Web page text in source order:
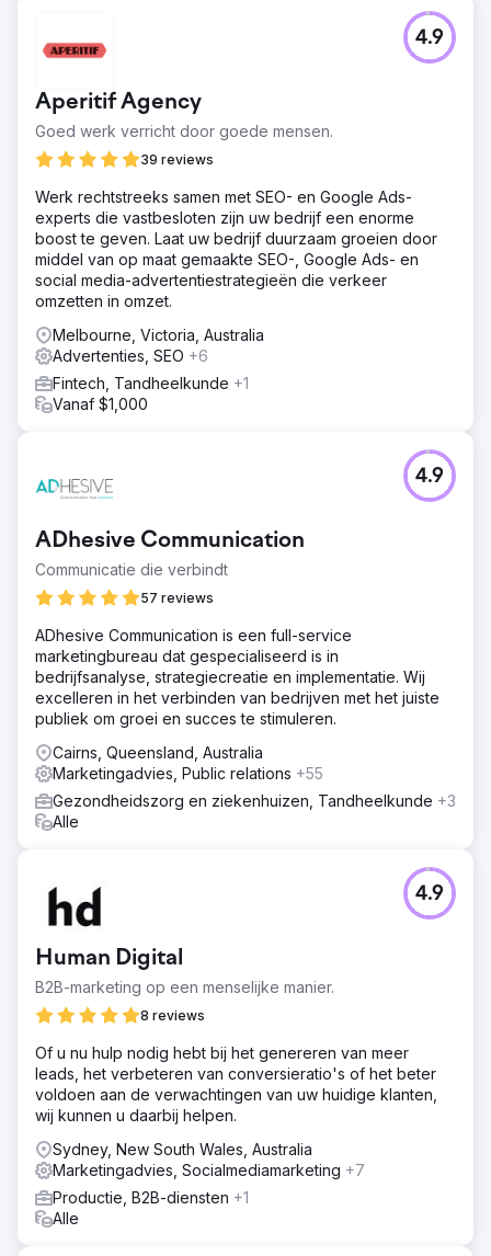
Aperitif Agency
Goed werk verricht door goede mensen.
39 reviews
4.9
Werk rechtstreeks samen met SEO- en Google Ads-
experts die vastbesloten zijn uw bedrijf een enorme
boost te geven. Laat uw bedrijf duurzaam groeien door
middel van op maat gemaakte SEO-, Google Ads- en
social media-advertentiestrategieën die verkeer
omzetten in omzet.
Melbourne, Victoria, Australia
Advertenties, SEO +6
Fintech, Tandheelkunde +1
Vanaf $1,000
ADhesive Communication
Communicatie die verbindt
57 reviews
4.9
ADhesive Communication is een full-service
marketingbureau dat gespecialiseerd is in
bedrijfsanalyse, strategiecreatie en implementatie. Wij
excelleren in het verbinden van bedrijven met het juiste
publiek om groei en succes te stimuleren.
Cairns, Queensland, Australia
Marketingadvies, Public relations +55
Gezondheidszorg en ziekenhuizen, Tandheelkunde +3
Alle
Human Digital
B2B-marketing op een menselijke manier.
8 reviews
4.9
Of u nu hulp nodig hebt bij het genereren van meer
leads, het verbeteren van conversieratio's of het beter
voldoen aan de verwachtingen van uw huidige klanten,
wij kunnen u daarbij helpen.
Sydney, New South Wales, Australia
Marketingadvies, Socialmediamarketing +7
Productie, B2B-diensten +1
Alle